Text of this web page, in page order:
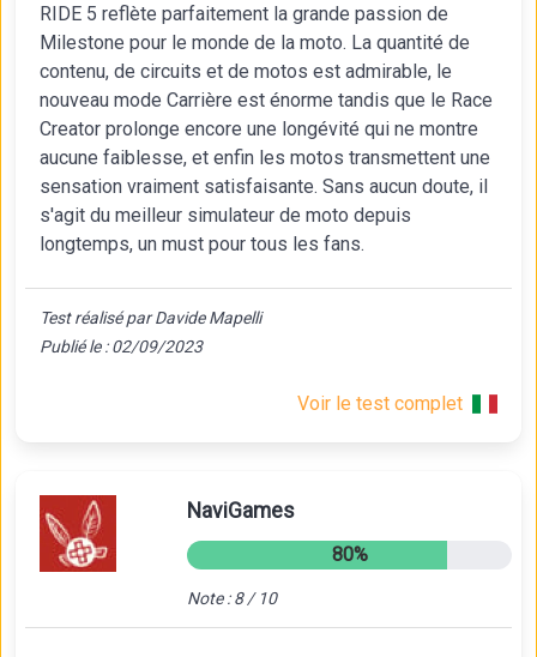
RIDE 5 reflète parfaitement la grande passion de
Milestone pour le monde de la moto. La quantité de
contenu, de circuits et de motos est admirable, le
nouveau mode Carrière est énorme tandis que le Race
Creator prolonge encore une longévité qui ne montre
aucune faiblesse, et enfin les motos transmettent une
sensation vraiment satisfaisante. Sans aucun doute, il
s'agit du meilleur simulateur de moto depuis
longtemps, un must pour tous les fans.
Test réalisé par Davide Mapelli
Publié le : 02/09/2023
Voir le test complet
NaviGames
80%
Note : 8 / 10